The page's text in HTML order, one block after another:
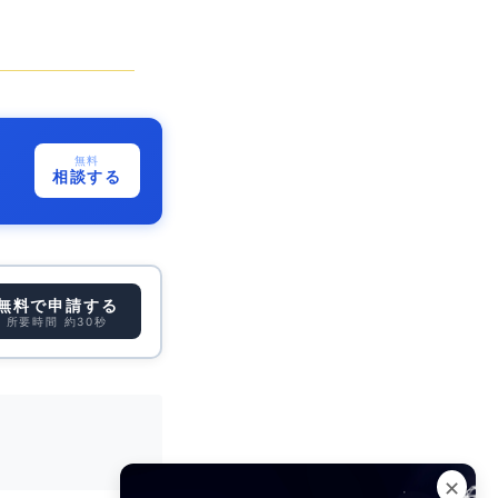
無料
相談する
料で申請する
所要時間 約30秒
✕